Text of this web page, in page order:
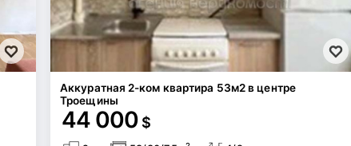
Аккуратная 2-ком квартира 53м2 в центре
Троещины
44 000 $